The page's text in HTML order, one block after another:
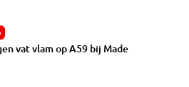
vat vlam op A59 bij Made